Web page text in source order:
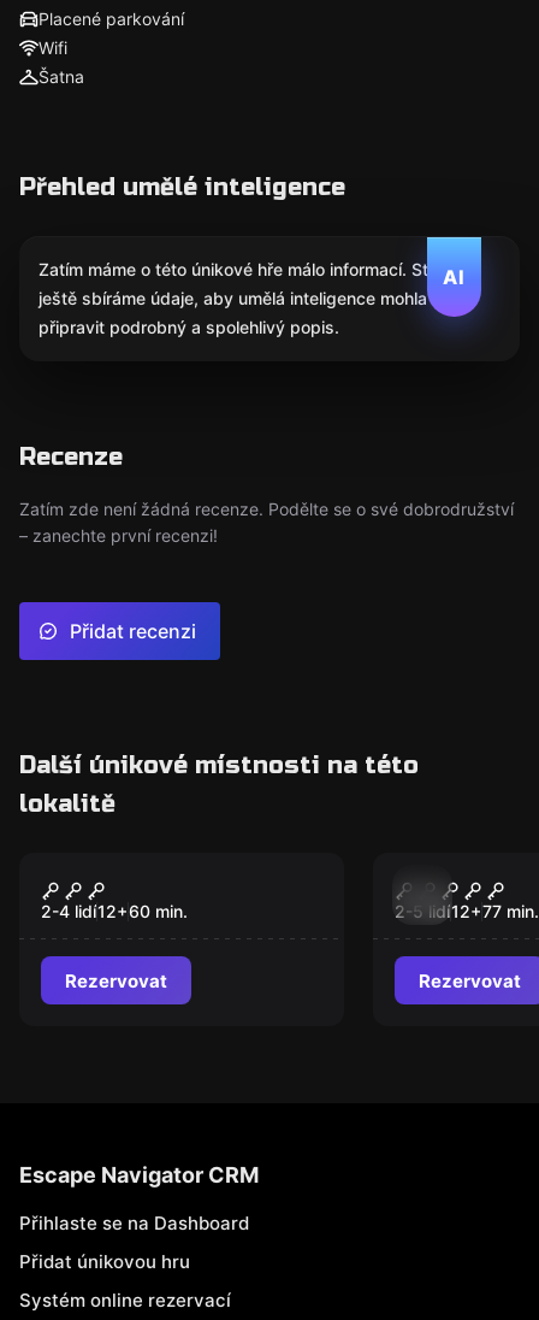
Placené parkování
Wifi
Šatna
Přehled umělé inteligence
AI
Zatím máme o této únikové hře málo informací. Stále
ještě sbíráme údaje, aby umělá inteligence mohla
připravit podrobný a spolehlivý popis.
Recenze
Zatím zde není žádná recenze. Podělte se o své dobrodružství
– zanechte první recenzi!
Přidat recenzi
Další únikové místnosti na této
lokalitě
Hřbitov
2-4 lidí12+60 min.
Rezervovat
Nový
SAFE: The
Jack
2-5 lidí12+77 min.
Rezervovat
Escape Navigator CRM
Přihlaste se na Dashboard
Přidat únikovou hru
Systém online rezervací